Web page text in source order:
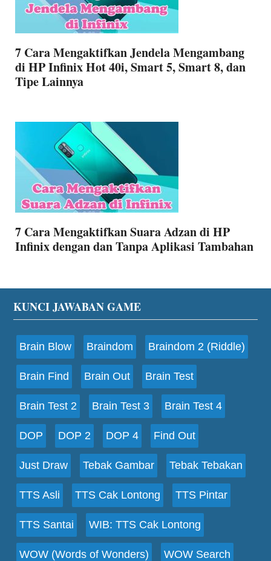
7 Cara Mengaktifkan Jendela Mengambang
di HP Infinix Hot 40i, Smart 5, Smart 8, dan
Tipe Lainnya
7 Cara Mengaktifkan Suara Adzan di HP
Infinix dengan dan Tanpa Aplikasi Tambahan
Footer
KUNCI JAWABAN GAME
Brain Blow Braindom Braindom 2 (Riddle)
Brain Find Brain Out Brain Test
Brain Test 2 Brain Test 3 Brain Test 4
DOP DOP 2 DOP 4 Find Out
Just Draw Tebak Gambar Tebak Tebakan
TTS Asli TTS Cak Lontong TTS Pintar
TTS Santai WIB: TTS Cak Lontong
WOW (Words of Wonders) WOW Search